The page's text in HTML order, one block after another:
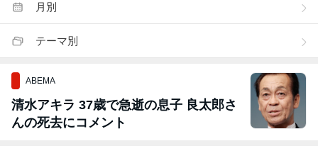
月別
テーマ別
ABEMA
清水アキラ 37歳で急逝の息子 良太郎さ
んの死去にコメント